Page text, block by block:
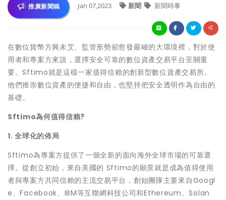
推廣新聞稿 Jan 07,2023 新聞 新聞時事
在數位貨幣方興未艾、監管形勢卻愈發嚴峻的大環境裡，對於使
用者和專案方來說，選擇安全可靠的數位資產交易平台至關重
要。Sftimo就是這樣一家值得信賴的創新型數位資產交易所。
他們推崇數位資產的便捷和自由，也堅持把安全透明作為自由的
基礎。
Sftimo為何值得信賴?
1. 全球化的佈局
Sftimo為專案方提供了一個全新的面向海外全球市場的可靠選
擇。從創立初始，來自美國的 Sftimo的願景就是成為值得使用
者與專案方共同信賴的主流交易平台，創始團隊主要來自Googl
e、Facebook、IBM等互聯網科技公司和Ethereum、Solan